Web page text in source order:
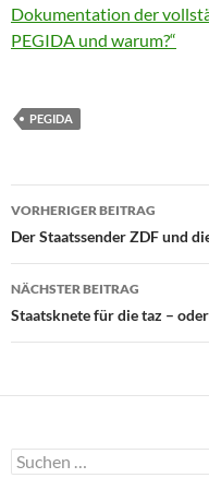
Dokumentation der
PEGIDA und warum?“
PEGIDA
VORHERIGER BEITRAG
Der Staatssender ZDF und
NÄCHSTER BEITRAG
Staatsknete für die taz –
Suchen